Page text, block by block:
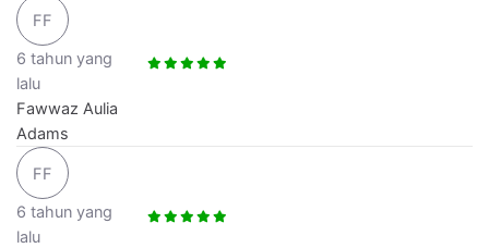
FF
6 tahun yang
lalu
Fawwaz Aulia
Adams
FF
6 tahun yang
lalu